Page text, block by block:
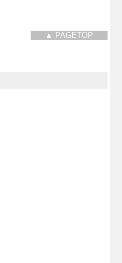
▲ PAGETOP